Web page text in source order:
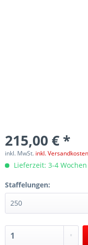
215,00 € *
inkl. MwSt. inkl. Versandkosten
Lieferzeit: 3-4 Wochen
Staffelungen: